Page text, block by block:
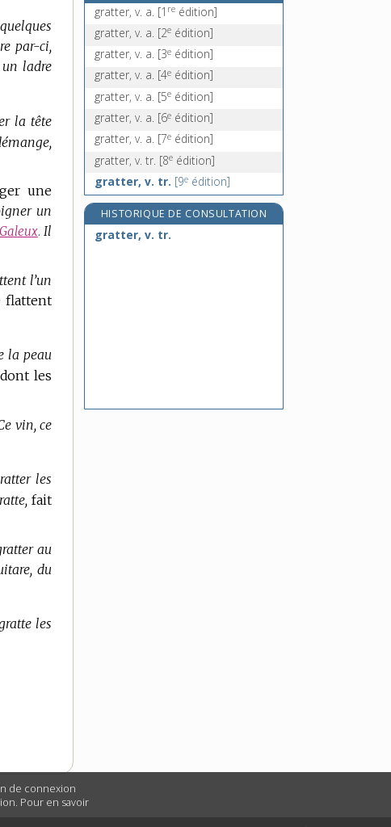
de connexion
Pour en savoir
par-ci,
un ladre
la tête
une
un
Galeux. Il
l’un
flattent
la peau
les
vin, ce
les
fait
au
du
les
gratter, v. a. [1 re édition]
gratter, v. a. [2e édition]
gratter, v. a. [3e édition]
gratter, v. a. [4e édition]
gratter, v. a. [5e édition]
gratter, v. a. [6e édition]
gratter, v. a. [7e édition]
gratter, v. tr. [8e édition]
gratter, v. tr. [9e édition]
HISTORIQUE DE CONSULTATION
gratter, v. tr.